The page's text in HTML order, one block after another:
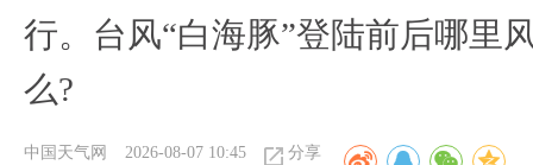
行。台风“白海豚”登陆前后哪里
么?
中国天气网 2026-08-07 10:45 分享